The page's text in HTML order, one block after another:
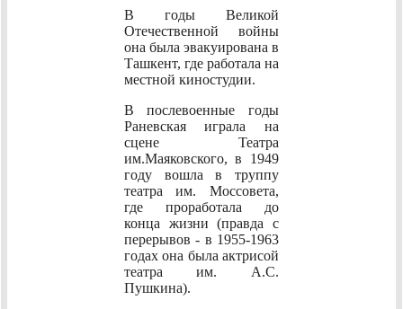
В годы Великой
Отечественной войны
она была эвакуирована в
Ташкент, где работала на
местной киностудии.
В послевоенные годы
Раневская играла на
сцене Театра
им.Маяковского, в 1949
году вошла в труппу
театра им. Моссовета,
где проработала до
конца жизни (правда с
перерывов - в 1955-1963
годах она была актрисой
театра им. А.С.
Пушкина).